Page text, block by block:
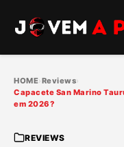
HOME›Reviews›
Capacete San Marino
em 2026?
REVIEWS